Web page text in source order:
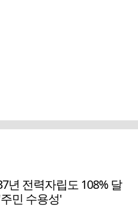
년 전력자립도 108% 달
민 수용성'